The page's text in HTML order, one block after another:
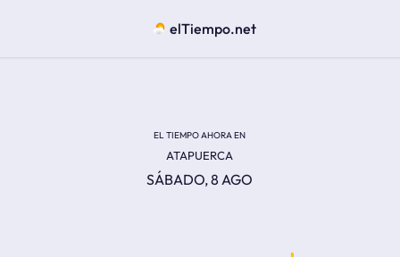
elTiempo.net
EL TIEMPO AHORA EN
ATAPUERCA
SÁBADO, 8 AGO